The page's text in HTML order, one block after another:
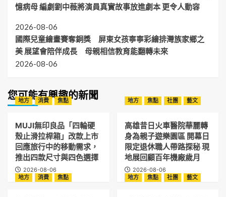
憶病母 編劇劉中薇將演員真實故事放進劇本 更令人動容
2026-08-06
國際兒童繪畫賽奪銅獎 屏東女孩寧寧彩繪排灣族家鄉之
美 展望會陪伴成長 母親相信教育能翻轉未來
2026-08-06
您可能有興趣的新聞
地方 消費 焦點
MUJI無印良品「四輪硬
殼止滑拉桿箱」改款上市
回應旅行中的移動需求，
推出四款尺寸與四色選擇
2026-08-06
地方 焦點 社團 藝文
高雄昔日火車醫院華麗轉
身為親子遊樂園區 開幕日
限定退休職人帶路探秘 現
地展回顧百年機廠歲月
2026-08-06
地方
消費 焦點 地方 焦點 社團 藝文